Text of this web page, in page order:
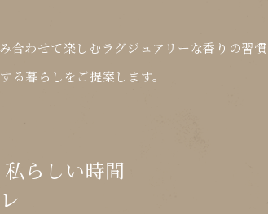
合わせて楽しむラグジュアリーな香りの習慣
る暮らしをご提案します。
らしい時間